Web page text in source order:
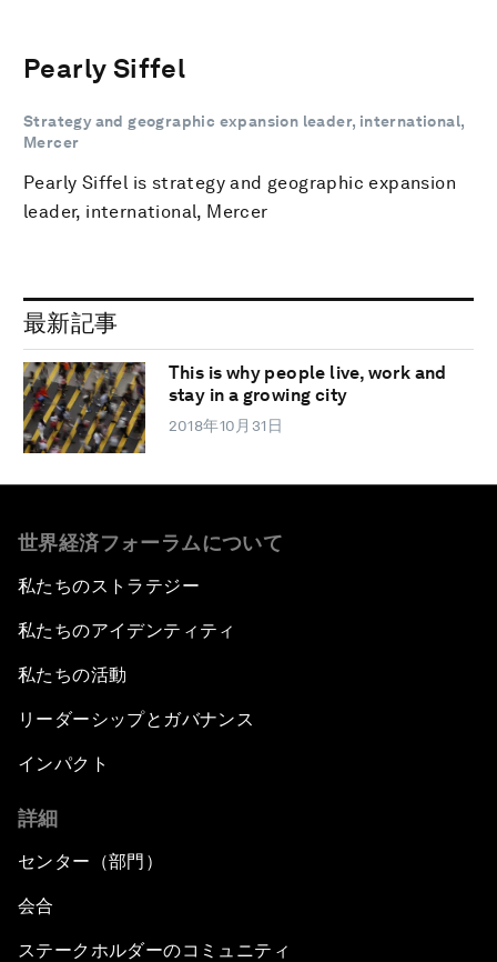
Pearly Siffel
Strategy and geographic expansion leader, international,
Mercer
Pearly Siffel is strategy and geographic expansion
leader, international, Mercer
最新記事
This is why people live, work and
stay in a growing city
2018年10月31日
世界経済フォーラムについて
私たちのストラテジー
私たちのアイデンティティ
私たちの活動
リーダーシップとガバナンス
インパクト
詳細
センター（部門）
会合
ステークホルダーのコミュニティ